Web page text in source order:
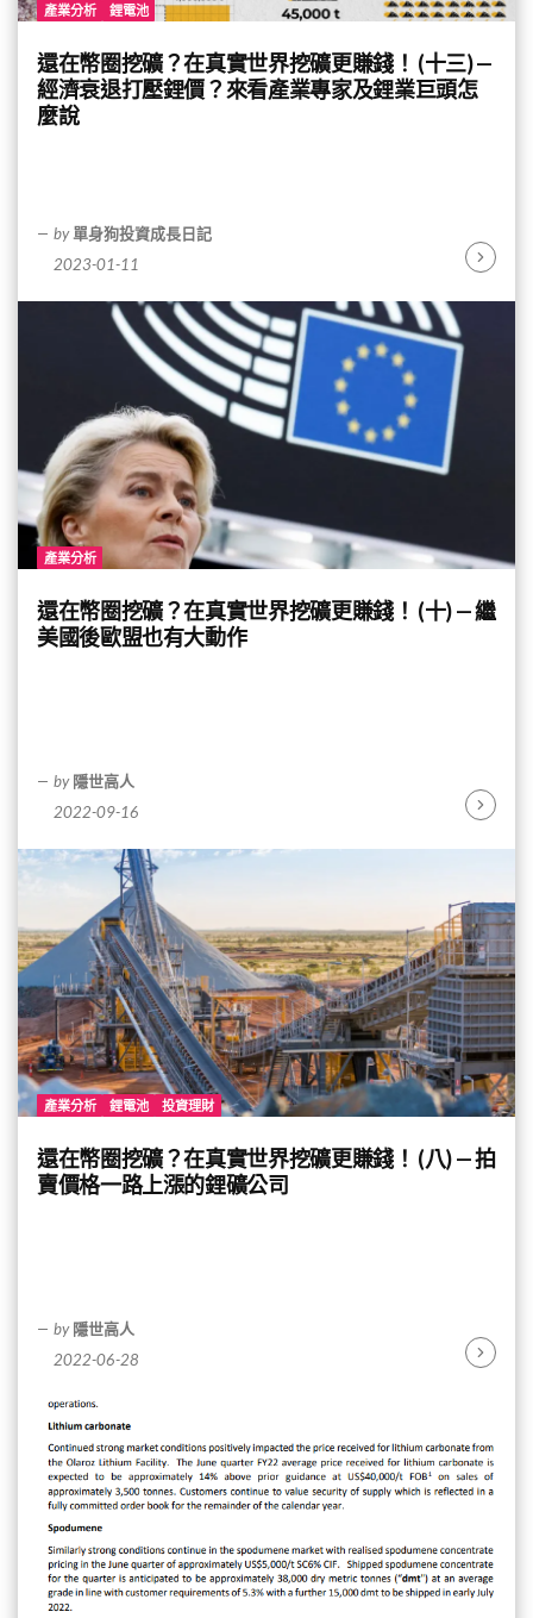
產業分析 鋰電池
還在幣圈挖礦？在真實世界挖礦更賺錢！ (十三) —
經濟衰退打壓鋰價？來看產業專家及鋰業巨頭怎
麼說
by 單身狗投資成長日記
2023-01-11
產業分析
還在幣圈挖礦？在真實世界挖礦更賺錢！ (十) — 繼
美國後歐盟也有大動作
by 隱世高人
2022-09-16
產業分析 鋰電池 投資理財
還在幣圈挖礦？在真實世界挖礦更賺錢！ (八) — 拍
賣價格一路上漲的鋰礦公司
by 隱世高人
2022-06-28